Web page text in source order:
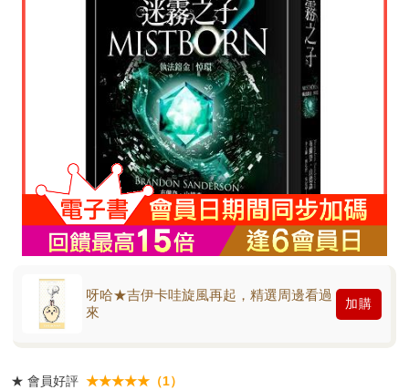
呀哈★吉伊卡哇旋風再起，精選周邊看過
來
加購
★ 會員好評 ★★★★★（1）